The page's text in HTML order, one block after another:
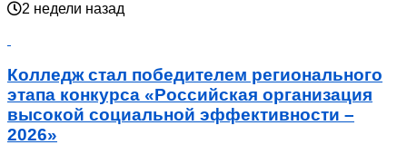
2 недели назад
Колледж стал победителем регионального
этапа конкурса «Российская организация
высокой социальной эффективности –
2026»